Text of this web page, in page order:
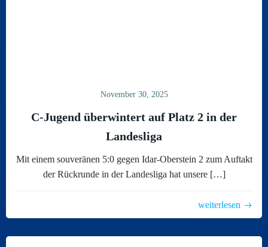
November 30, 2025
C-Jugend überwintert auf Platz 2 in der
Landesliga
Mit einem souveränen 5:0 gegen Idar-Oberstein 2 zum Auftakt
der Rückrunde in der Landesliga hat unsere […]
weiterlesen